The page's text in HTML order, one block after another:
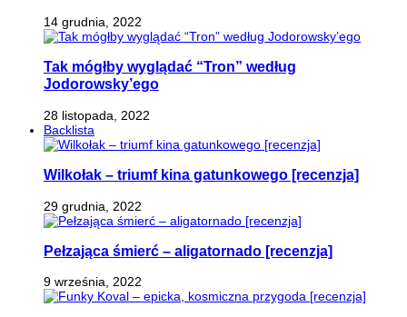
14 grudnia, 2022
Tak mógłby wyglądać “Tron” według
Jodorowsky’ego
28 listopada, 2022
Backlista
Wilkołak – triumf kina gatunkowego [recenzja]
29 grudnia, 2022
Pełzająca śmierć – aligatornado [recenzja]
9 września, 2022